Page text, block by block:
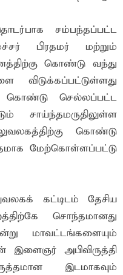
சம்பந்தப்பட்ட
பிரதமர் மற்றும்
கொண்டு வந்து
கொண்டு செல்லப்பட்ட
சாய்ந்தமருதிலுள்ள
கொண்டு
மேற்கொள்ளப்பட்டு
கட்டிடம் தேசிய
சொந்தமானது
மாவட்டங்களையும்
இளைஞர் அபிவிருத்தி
இடமாகவும்